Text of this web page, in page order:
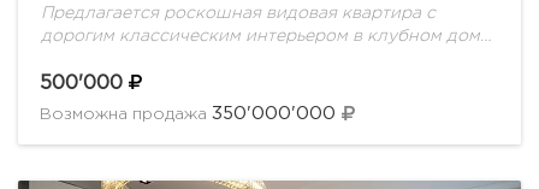
Предлагается роскошная видовая квартира с
дорогим классическим интерьером в клубном доме
укомплектована эксклюзивной мебелью из ценных
пород дерева и бытовой техникой премиум...
500'000
Возможна продажа 350'000'000